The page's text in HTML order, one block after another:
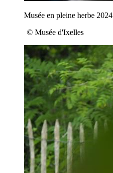
Musée en pleine herbe 2024
© Musée d'Ixelles